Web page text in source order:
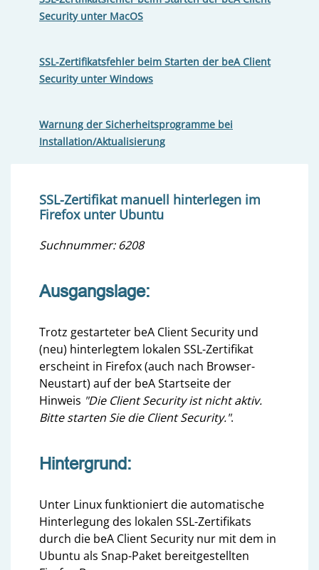
Security unter MacOS
SSL-Zertifikatsfehler beim Starten der beA Client
Security unter Windows
Warnung der Sicherheitsprogramme bei
Installation/Aktualisierung
SSL-Zertifikat manuell hinterlegen im
Firefox unter Ubuntu
Suchnummer: 6208
Ausgangslage:
Trotz gestarteter beA Client Security und
(neu) hinterlegtem lokalen SSL-Zertifikat
erscheint in Firefox (auch nach Browser-
Neustart) auf der beA Startseite der
Hinweis "Die Client Security ist nicht aktiv.
Bitte starten Sie die Client Security.".
Hintergrund:
Unter Linux funktioniert die automatische
Hinterlegung des lokalen SSL-Zertifikats
durch die beA Client Security nur mit dem in
Ubuntu als Snap-Paket bereitgestellten